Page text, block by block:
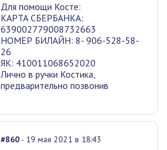
Для помощи Косте:
КАРТА СБЕРБАНКА:
639002779008732663
НОМЕР БИЛАЙН: 8- 906-528-58-
26
ЯК: 410011068652020
Лично в ручки Костика,
предварительно позвонив
#860 - 19 мая 2021 в 18:43